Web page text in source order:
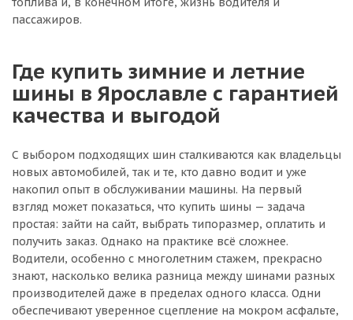
пассажиров.
Где купить зимние и летние
шины в Ярославле с гарантией
качества и выгодой
С выбором подходящих шин сталкиваются как владельцы
новых автомобилей, так и те, кто давно водит и уже
накопил опыт в обслуживании машины. На первый
взгляд может показаться, что купить шины — задача
простая: зайти на сайт, выбрать типоразмер, оплатить и
получить заказ. Однако на практике всё сложнее.
Водители, особенно с многолетним стажем, прекрасно
знают, насколько велика разница между шинами разных
производителей даже в пределах одного класса. Одни
обеспечивают уверенное сцепление на мокром асфальте,